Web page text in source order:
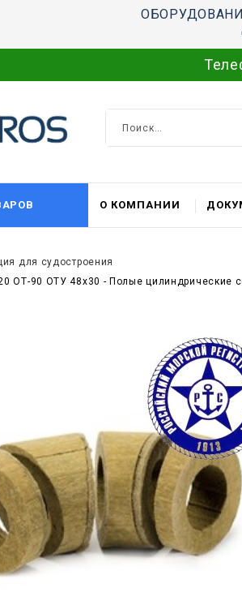
О КОМПАНИИ
для судостроения
ОТ-90 ОТУ 48x30 - Полые цилиндрические